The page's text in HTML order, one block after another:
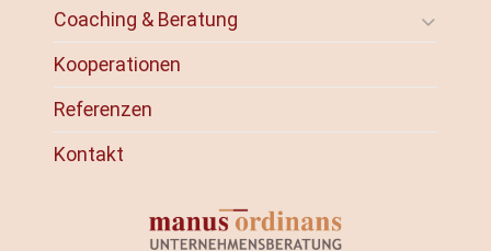
Coaching & Beratung
Kooperationen
Referenzen
Kontakt